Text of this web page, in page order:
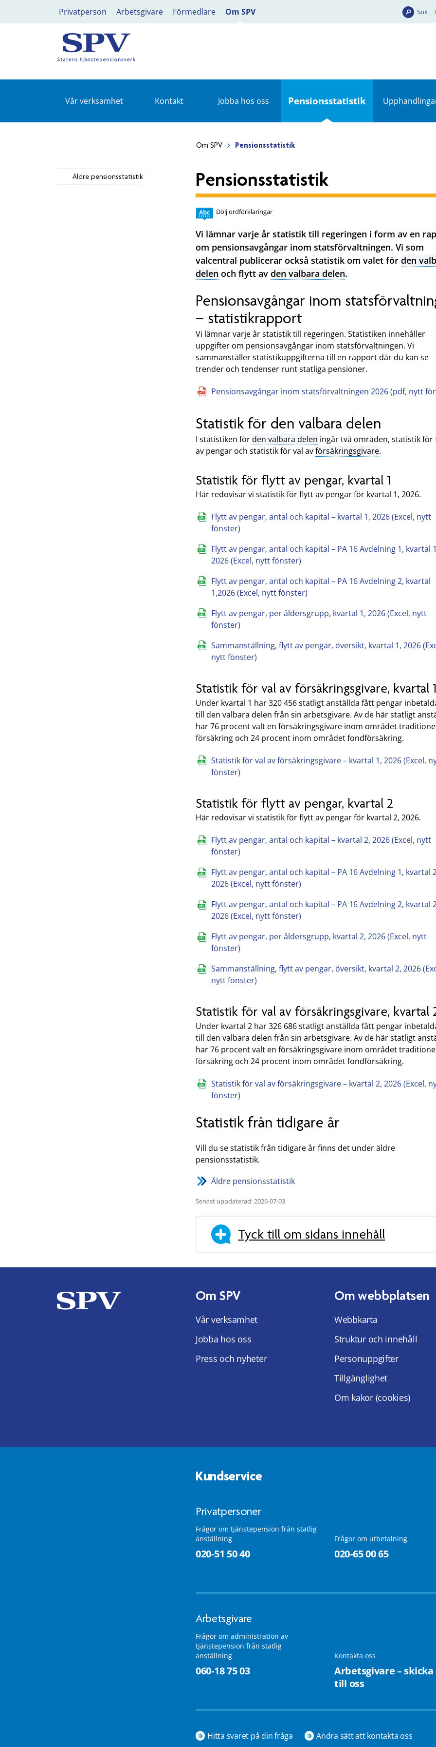
Privatperson Arbetsgivare Förmedlare Om SPV Sök
Vår verksamhet Kontakt Jobba hos oss Pensionsstatistik
Om SPV Pensionsstatistik
Äldre pensionsstatistik Pensionsstatistik
Dölj ordförklaringar
Vi lämnar varje år statistik till regeringen i form av en
om pensionsavgångar inom statsförvaltningen. Vi som
valcentral publicerar också statistik om valet för den
delen och flytt av den valbara delen.
Pensionsavgångar inom
– statistikrapport
Vi lämnar varje år statistik till regeringen. Statistiken innehåller
uppgifter om pensionsavgångar inom statsförvaltningen. Vi
sammanställer statistikuppgifterna till en rapport där du kan se
trender och tendenser runt statliga pensioner.
Pensionsavgångar inom statsförvaltningen 2026 (pdf, nytt
Statistik för den valbara delen
I statistiken förden valbara delen ingår två områden, statistik för
av pengar och statistik för val avförsäkringsgivare.
Statistik för flytt av pengar, kvartal 1
Här redovisar vi statistik för flytt av pengar för kvartal 1, 2026.
Flytt av pengar, antal och kapital – kvartal 1, 2026 (Excel, nytt
fönster)
Flytt av pengar, antal och kapital – PA 16 Avdelning 1, kvartal
2026 (Excel, nytt fönster)
Flytt av pengar, antal och kapital – PA 16 Avdelning 2, kvartal
1,2026 (Excel, nytt fönster)
Flytt av pengar, per åldersgrupp, kvartal 1, 2026 (Excel, nytt
fönster)
Sammanställning, flytt av pengar, översikt, kvartal 1, 2026
nytt fönster)
Statistik för val av försäkringsgivare, kvartal 1
Under kvartal 1 har 320 456 statligt anställda fått pengar
till den valbara delen från sin arbetsgivare. Av de här statligt
har 76 procent valt en försäkringsgivare inom området
försäkring och 24 procent inom området fondförsäkring.
Statistik för val av försäkringsgivare – kvartal 1, 2026 (Excel,
fönster)
Statistik för flytt av pengar, kvartal 2
Här redovisar vi statistik för flytt av pengar för kvartal 2, 2026.
Flytt av pengar, antal och kapital – kvartal 2, 2026 (Excel, nytt
fönster)
Flytt av pengar, antal och kapital – PA 16 Avdelning 1, kvartal
2026 (Excel, nytt fönster)
Flytt av pengar, antal och kapital – PA 16 Avdelning 2, kvartal
2026 (Excel, nytt fönster)
Flytt av pengar, per åldersgrupp, kvartal 2, 2026 (Excel, nytt
fönster)
Sammanställning, flytt av pengar, översikt, kvartal 2, 2026
nytt fönster)
Statistik för val av försäkringsgivare, kvartal
Under kvartal 2 har 326 686 statligt anställda fått pengar
till den valbara delen från sin arbetsgivare. Av de här statligt
har 76 procent valt en försäkringsgivare inom området
försäkring och 24 procent inom området fondförsäkring.
Statistik för val av försäkringsgivare – kvartal 2, 2026 (Excel,
fönster)
Statistik från tidigare år
Vill du se statistik från tidigare år finns det under äldre
pensionsstatistik.
Äldre pensionsstatistik
Senast uppdaterad: 2026-07-03
Tyck till om sidans innehåll
Om SPV
Vår verksamhet
Jobba hos oss
Press och nyheter
Om webbplatsen
Webbkarta
Struktur och innehåll
Personuppgifter
Tillgänglighet
Om kakor (cookies)
Kundservice
Privatpersoner
Frågor om tjänstepension från statlig
anställning
020-51 50 40
Frågor om utbetalning
020-65 00 65
Arbetsgivare
Frågor om administration av
tjänstepension från statlig
anställning
060-18 75 03
Kontakta oss
Arbetsgivare –
till oss
Hitta svaret på din fråga Andra sätt att kontakta oss